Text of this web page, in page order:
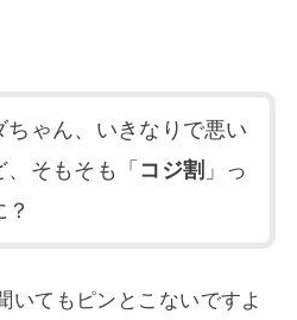
ちゃん、いきなりで悪い
、そもそも「 コジ割 」っ
いてもピンとこないですよ